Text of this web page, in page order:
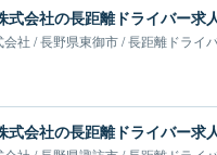
会社 /長野県東御市/長距離ドライ